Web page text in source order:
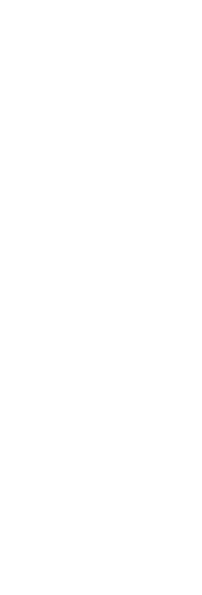
este produto
e receba um
compra.
ofertas